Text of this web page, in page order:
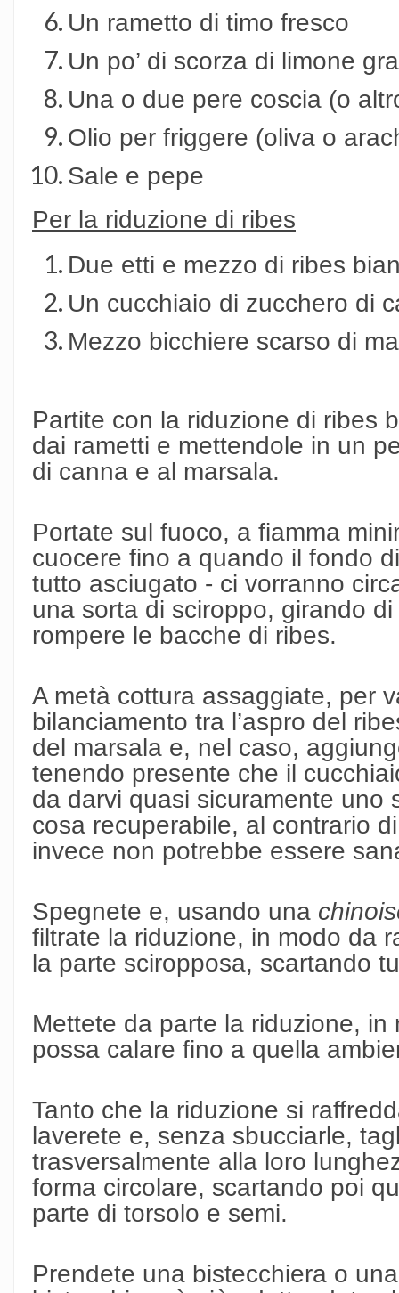
Un rametto di timo fresco
Un po’ di scorza di limone
Una o due pere coscia (o
Olio per friggere (oliva o
Sale e pepe
Per la riduzione di ribes
Due etti e mezzo di ribes
Un cucchiaio di zucchero di
Mezzo bicchiere scarso di
Partite con la riduzione di ribes
dai rametti e mettendole in un
di canna e al marsala.
Portate sul fuoco, a fiamma
cuocere fino a quando il fondo
tutto asciugato - ci vorranno
una sorta di sciroppo, girando
rompere le bacche di ribes.
A metà cottura assaggiate, per
bilanciamento tra l’aspro del
del marsala e, nel caso,
tenendo presente che il
da darvi quasi sicuramente uno
cosa recuperabile, al contrario
invece non potrebbe essere
Spegnete e, usando una
filtrate la riduzione, in modo da
la parte sciropposa, scartando
Mettete da parte la riduzione,
possa calare fino a quella
Tanto che la riduzione si
laverete e, senza sbucciarle,
trasversalmente alla loro
forma circolare, scartando poi
parte di torsolo e semi.
Prendete una bistecchiera o